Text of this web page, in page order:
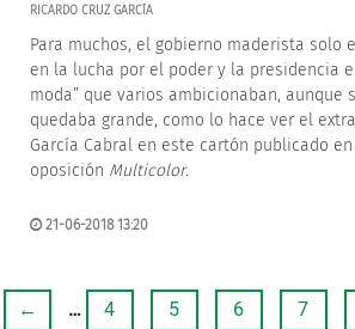
RICARDO CRUZ GARCÍA
Para muchos, el gobierno maderista solo
en la lucha por el poder y la presidencia
moda” que varios ambicionaban, aunque
quedaba grande, como lo hace ver el
García Cabral en este cartón publicado
oposición Multicolor.
21-06-2018 13:20
← … 4 5 6 7